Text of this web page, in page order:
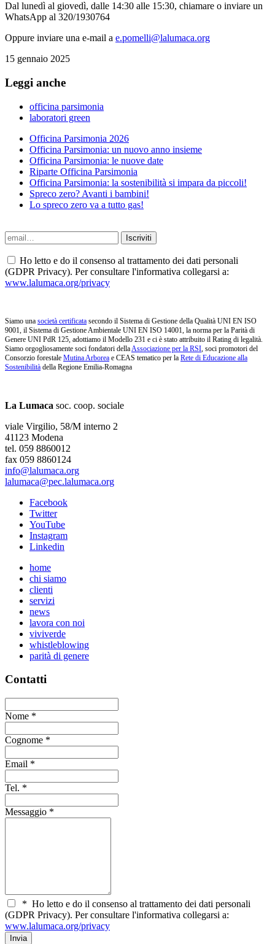
Dal lunedì al giovedì, dalle 14:30 alle 15:30, chiamare o inviare un
WhatsApp al 320/1930764
Oppure inviare una e-mail a e.pomelli@lalumaca.org
15 gennaio 2025
Leggi anche
officina parsimonia
laboratori green
Officina Parsimonia 2026
Officina Parsimonia: un nuovo anno insieme
Officina Parsimonia: le nuove date
Riparte Officina Parsimonia
Officina Parsimonia: la sostenibilità si impara da piccoli!
Spreco zero? Avanti i bambini!
Lo spreco zero va a tutto gas!
Ho letto e do il consenso al trattamento dei dati personali
(GDPR Privacy). Per consultare l'informativa collegarsi a:
www.lalumaca.org/privacy
Siamo una società certificata secondo il Sistema di Gestione della Qualità UNI EN ISO
9001, il Sistema di Gestione Ambientale UNI EN ISO 14001, la norma per la Parità di
Genere UNI PdR 125, adottiamo il Modello 231 e ci è stato attribuito il Rating di legalità.
Siamo orgogliosamente soci fondatori della Associazione per la RSI , soci promotori del
Consorzio forestale Mutina Arborea e CEAS tematico per la Rete di Educazione alla
Sostenibilità della Regione Emilia-Romagna
La Lumaca soc. coop. sociale
viale Virgilio, 58/M interno 2
41123 Modena
tel. 059 8860012
fax 059 8860124
info@lalumaca.org
lalumaca@pec.lalumaca.org
Facebook
Twitter
YouTube
Instagram
Linkedin
home
chi siamo
clienti
servizi
news
lavora con noi
viviverde
whistleblowing
parità di genere
Contatti
Nome *
Cognome *
Email *
Tel. *
Messaggio *
* Ho letto e do il consenso al trattamento dei dati personali
(GDPR Privacy). Per consultare l'informativa collegarsi a:
www.lalumaca.org/privacy